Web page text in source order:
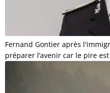
Fernand Gontier après
préparer l’avenir car le pire